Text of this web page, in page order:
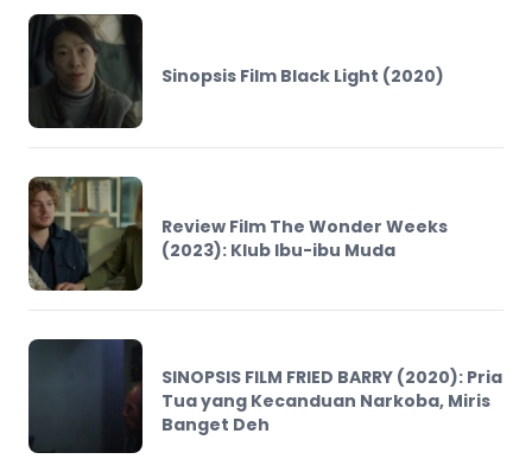
Sinopsis Film Black Light (2020)
Review Film The Wonder Weeks
(2023): Klub Ibu-ibu Muda
SINOPSIS FILM FRIED BARRY (2020): Pria
Tua yang Kecanduan Narkoba, Miris
Banget Deh